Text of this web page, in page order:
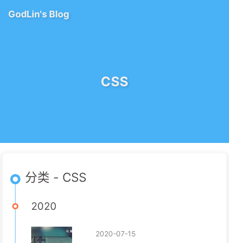
GodLin's Blog
CSS
分类 - CSS
2020
2020-07-15